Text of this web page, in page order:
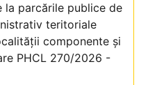
la parcările publice de
teritoriale
componente și
PHCL 270/2026 -